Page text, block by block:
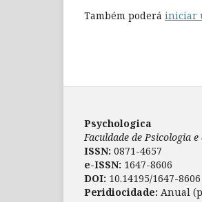
Também poderá iniciar
Psychologica
Faculdade de Psicologia
ISSN: 0871-4657
e-ISSN: 1647-8606
DOI: 10.14195/1647-8606
Peridiocidade: Anual